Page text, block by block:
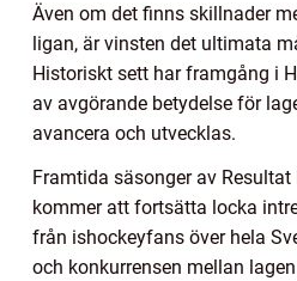
Även om det finns skillnader
ligan, är vinsten det ultimata
Historiskt sett har framgång i
av avgörande betydelse för
avancera och utvecklas.
Framtida säsonger av
kommer att fortsätta locka
från ishockeyfans över hela
och konkurrensen mellan